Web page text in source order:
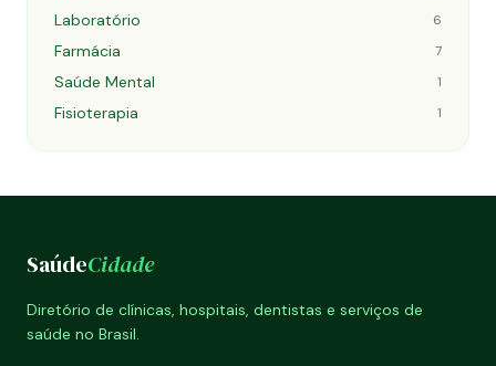
Laboratório 6
Farmácia 7
Saúde Mental 1
Fisioterapia 1
SaúdeCidade
Diretório de clínicas, hospitais, dentistas e serviços de
saúde no Brasil.